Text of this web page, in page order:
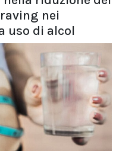
nei
uso di alcol